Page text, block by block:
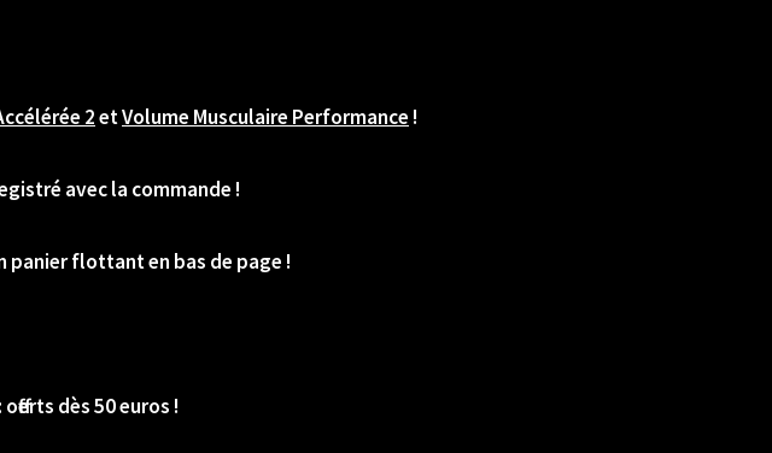
2etVolume Musculaire Performance !
avec la commande !
panier flottant en bas de page !
dès 50 euros !